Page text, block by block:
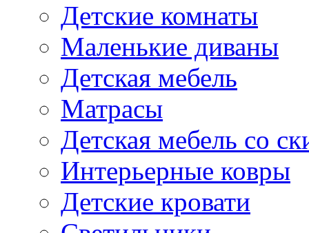
Детские комнаты
Маленькие диваны
Детская мебель
Матрасы
Детская мебель со
Интерьерные ковры
Детские кровати